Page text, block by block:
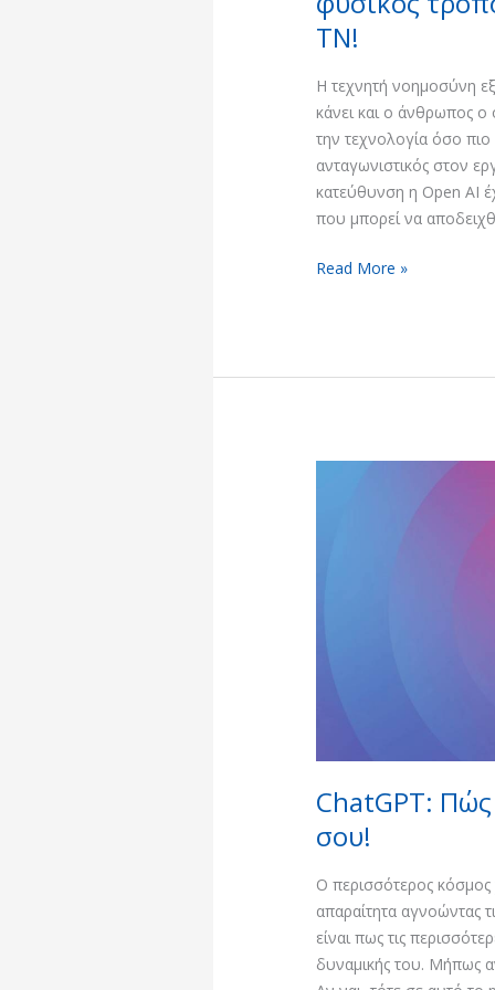
ΤΝ!
Η τεχνητή νοημοσύνη
κάνει και ο άνθρωπος ο
την τεχνολογία όσο πιο
ανταγωνιστικός στον
κατεύθυνση η Open AI
που μπορεί να
Read More »
ChatGPT: Πώς
σου!
Ο περισσότερος
απαραίτητα αγνοώντας
είναι πως τις
δυναμικής του. Μήπως